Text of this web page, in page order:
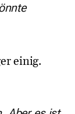
einig.